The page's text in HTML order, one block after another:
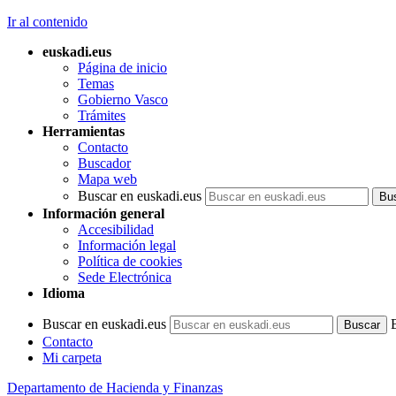
Ir al contenido
euskadi.eus
Página de inicio
Temas
Gobierno Vasco
Trámites
Herramientas
Contacto
Buscador
Mapa web
Buscar en euskadi.eus
Información general
Accesibilidad
Información legal
Política de cookies
Sede Electrónica
Idioma
Buscar en euskadi.eus
Contacto
Mi carpeta
Departamento de Hacienda y Finanzas